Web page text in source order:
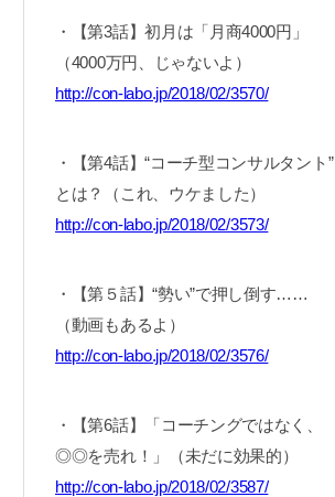
・【第3話】初月は「月商4000円」
（4000万円、じゃないよ）
http://con-labo.jp/2018/02/3570/
・【第4話】“コーチ型コンサルタント”
とは？（これ、ウケました）
http://con-labo.jp/2018/02/3573/
・【第５話】“勢い”で押し倒す……
（動画もあるよ）
http://con-labo.jp/2018/02/3576/
・【第6話】「コーチングではなく、
◎◎を売れ！」（未だに効果的）
http://con-labo.jp/2018/02/3587/